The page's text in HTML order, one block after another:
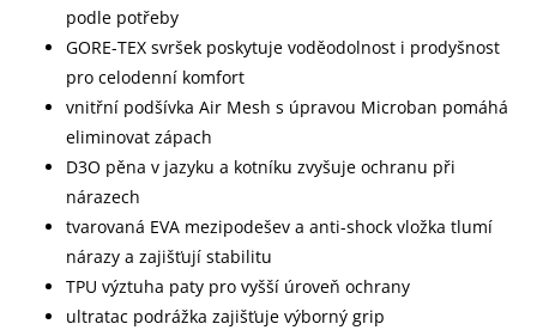
podle potřeby
GORE-TEX svršek poskytuje voděodolnost i prodyšnost
pro celodenní komfort
vnitřní podšívka Air Mesh s úpravou Microban pomáhá
eliminovat zápach
D3O pěna v jazyku a kotníku zvyšuje ochranu při
nárazech
tvarovaná EVA mezipodešev a anti-shock vložka tlumí
nárazy a zajišťují stabilitu
TPU výztuha paty pro vyšší úroveň ochrany
ultratac podrážka zajišťuje výborný grip